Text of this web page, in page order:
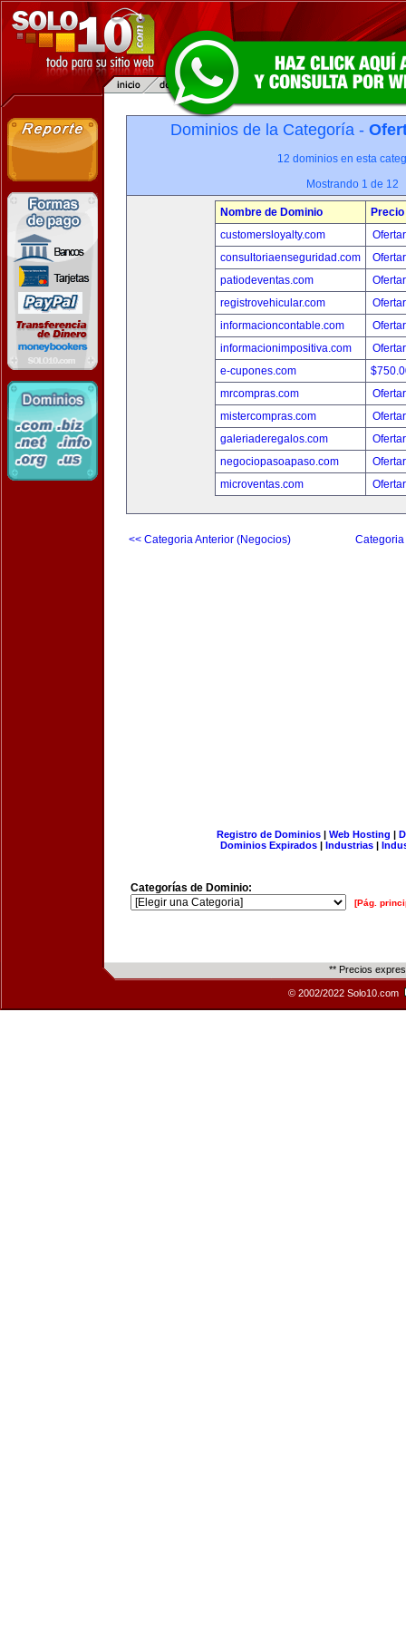
Dominios de la Categoría -
12 dominios en esta
Mostrando 1 de 12
Nombre de Dominio
Precio
customersloyalty.com
consultoriaenseguridad.com
patiodeventas.com
registrovehicular.com
informacioncontable.com
informacionimpositiva.com
e-cupones.com
mrcompras.com
mistercompras.com
galeriaderegalos.com
negociopasoapaso.com
microventas.com
<< Categoria Anterior (Negocios)
Registro de Dominios| Web Hosting |
Dominios Expirados | Industrias |
Categorías de Dominio:
[Pág.
** Precios
© 2002/2022 Solo10.com